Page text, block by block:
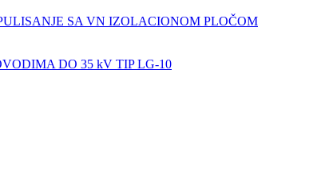
SA VN IZOLACIONOM PLOČOM
DO 35 kV TIP LG-10